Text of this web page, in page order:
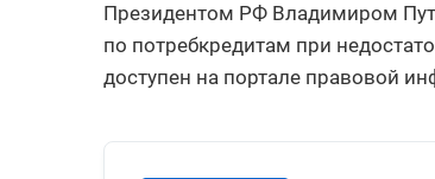
Президентом РФ Владимиром
по потребкредитам при
доступен на портале правовой